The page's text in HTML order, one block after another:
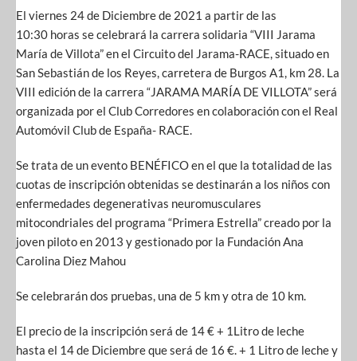
El viernes 24 de Diciembre de 2021 a partir de las
10:30 horas se celebrará la carrera solidaria “VIII Jarama
María de Villota” en el Circuito del Jarama-RACE, situado en
San Sebastián de los Reyes, carretera de Burgos A1, km 28. La
VIII edición de la carrera “JARAMA MARÍA DE VILLOTA” será
organizada por el Club Corredores en colaboración con el Real
Automóvil Club de España- RACE.
Se trata de un evento BENÉFICO en el que la totalidad de las
cuotas de inscripción obtenidas se destinarán a los niños con
enfermedades degenerativas neuromusculares
mitocondriales del programa “Primera Estrella” creado por la
joven piloto en 2013 y gestionado por la Fundación Ana
Carolina Diez Mahou
Se celebrarán dos pruebas, una de 5 km y otra de 10 km.
El precio de la inscripción será de 14 € + 1Litro de leche
hasta el 14 de Diciembre que será de 16 €. + 1 Litro de leche y